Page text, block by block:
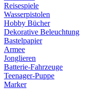
Reisespiele
Wasserpistolen
Hobby Bücher
Dekorative Beleuchtung
Bastelpapier
Armee
Jonglieren
Batterie-Fahrzeuge
Teenager-Puppe
Marker